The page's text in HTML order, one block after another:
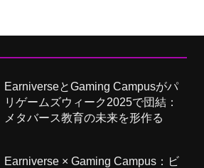
EarniverseとGaming Campusがパ
リゲームズウィーク2025で団結：
メタバース教育の未来を形作る
Earniverse × Gaming Campus：ビ